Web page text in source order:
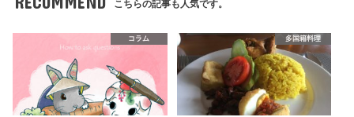
こちらの記事も人気です。
コラム 多国籍料理